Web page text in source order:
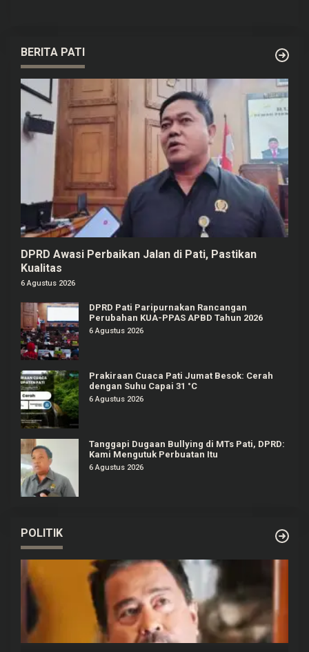
BERITA PATI
DPRD Awasi Perbaikan Jalan di Pati, Pastikan
Kualitas
6 Agustus 2026
DPRD Pati Paripurnakan Rancangan
Perubahan KUA-PPAS APBD Tahun 2026
6 Agustus 2026
Prakiraan Cuaca Pati Jumat Besok: Cerah
dengan Suhu Capai 31 °C
6 Agustus 2026
Tanggapi Dugaan Bullying di MTs Pati, DPRD:
Kami Mengutuk Perbuatan Itu
6 Agustus 2026
POLITIK